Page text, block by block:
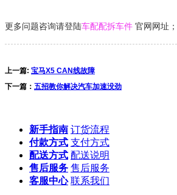
更多问题咨询请登陆车配配拆车件 官网网址；
上一篇: 宝马X5 CAN线故障
下一篇： 五招教你解决汽车加速没劲
新手指南 订货流程
付款方式 支付方式
配送方式 配送说明
售后服务 售后服务
客服中心 联系我们